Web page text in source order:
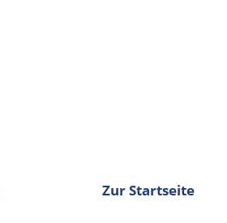
Zur Startseite